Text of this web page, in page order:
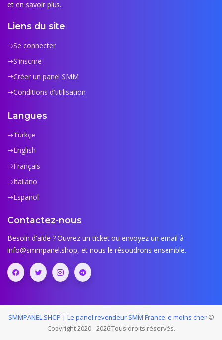
et en savoir plus.
Liens du site
Se connecter
S'inscrire
Créer un panel SMM
Conditions d'utilisation
Langues
Türkçe
English
Français
Italiano
Español
Contactez-nous
Besoin d'aide ? Ouvrez un ticket ou envoyez un email à
info@smmpanel.shop, et nous le résoudrons ensemble.
SMMPANEL.SHOP | Le panel revendeur SMM France le moins cher©
Copyright 2020 - 2026 Tous droits réservés.